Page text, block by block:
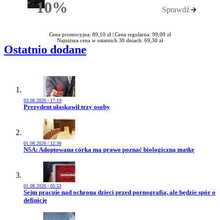
10%Rabatu Sprawdź
Cena promocyjna: 89,10 zł | Cena regularna: 99,00 zł
Najniższa cena w ostatnich 30 dniach: 69,30 zł
Ostatnio dodane
03.08.2026 | 17:19
Przejdź do artykułu:
Prezydent ułaskawił trzy osoby
01.08.2026 | 12:36
Przejdź do artykułu:
NSA: Adoptowana córka ma prawo poznać biologiczną matkę
01.08.2026 | 05:53
Przejdź do artykułu:
Sejm pracuje nad ochroną dzieci przed pornografią, ale będzie spór o
definicję